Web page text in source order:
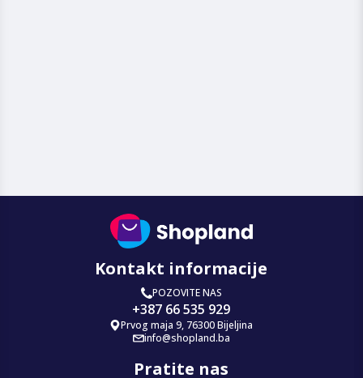
Kontakt informacije
POZOVITE NAS
+387 66 535 929
Prvog maja 9, 76300 Bijeljina
info@shopland.ba
Pratite nas